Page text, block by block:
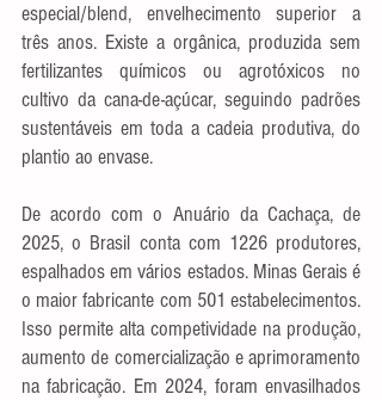
especial/blend, envelhecimento superior a
três anos. Existe a orgânica, produzida sem
fertilizantes químicos ou agrotóxicos no
cultivo da cana-de-açúcar, seguindo padrões
sustentáveis em toda a cadeia produtiva, do
plantio ao envase.
De acordo com o Anuário da Cachaça, de
2025, o Brasil conta com 1226 produtores,
espalhados em vários estados. Minas Gerais é
o maior fabricante com 501 estabelecimentos.
Isso permite alta competividade na produção,
aumento de comercialização e aprimoramento
na fabricação. Em 2024, foram envasilhados